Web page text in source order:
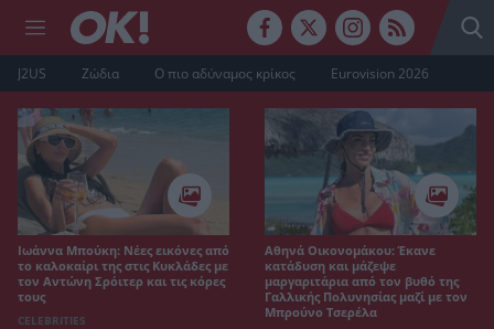
J2US Ζώδια Ο πιο αδύναμος κρίκος Eurovision 2026
Ιωάννα Μπούκη: Νέες εικόνες από
το καλοκαίρι της στις Κυκλάδες με
τον Αντώνη Σρόιτερ και τις κόρες
τους
CELEBRITIES
Αθηνά Οικονομάκου: Έκανε
κατάδυση και μάζεψε
μαργαριτάρια από τον βυθό της
Γαλλικής Πολυνησίας μαζί με τον
Μπρούνο Τσερέλα